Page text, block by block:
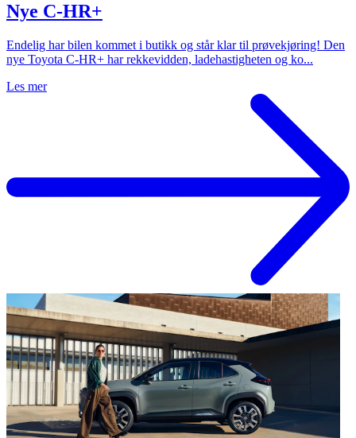
Nye C-HR+
Endelig har bilen kommet i butikk og står klar til prøvekjøring! Den
nye Toyota C-HR+ har rekkevidden, ladehastigheten og ko...
Les mer